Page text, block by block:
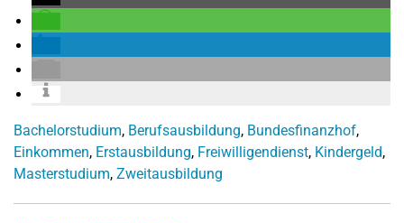
Bachelorstudium, Berufsausbildung, Bundesfinanzhof,
Einkommen, Erstausbildung, Freiwilligendienst, Kindergeld,
Masterstudium, Zweitausbildung